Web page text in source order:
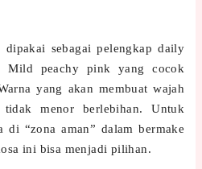
dipakai sebagai pelengkap daily
Mild peachy pink yang cocok
yang akan membuat wajah
menor berlebihan. Untuk
di “zona aman” dalam bermake
ini bisa menjadi pilihan.